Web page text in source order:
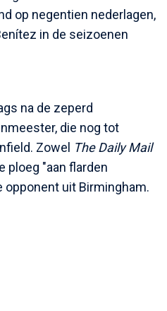
op negentien nederlagen,
in de seizoenen
na de zeperd
die nog tot
Zowel The Daily Mail
ploeg "aan flarden
uit Birmingham.